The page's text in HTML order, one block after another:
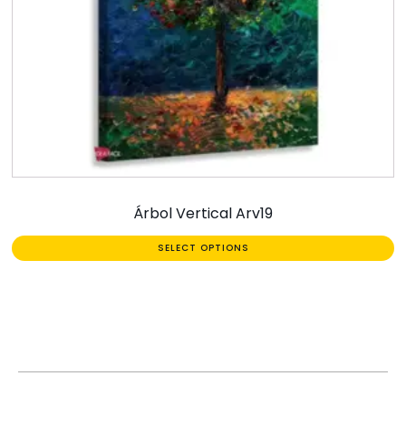
Árbol Vertical Arv19
SELECT OPTIONS